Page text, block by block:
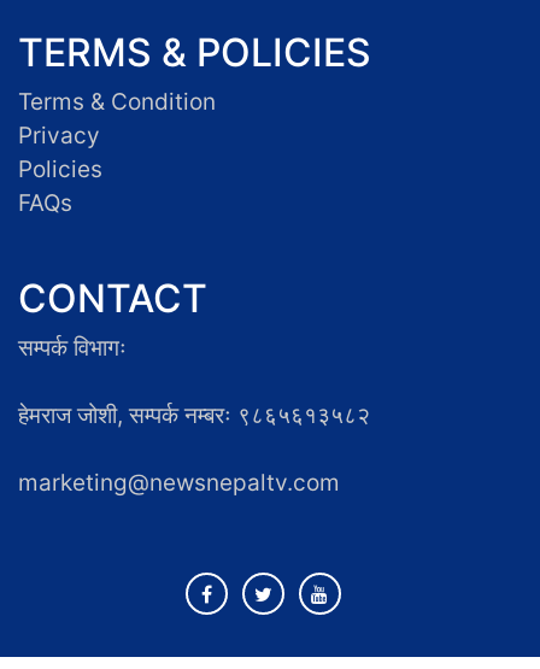
TERMS & POLICIES
Terms & Condition
Privacy
Policies
FAQs
CONTACT
सम्पर्क विभागः
हेमराज जोशी, सम्पर्क नम्बरः ९८६५६१३५८२
marketing@newsnepaltv.com